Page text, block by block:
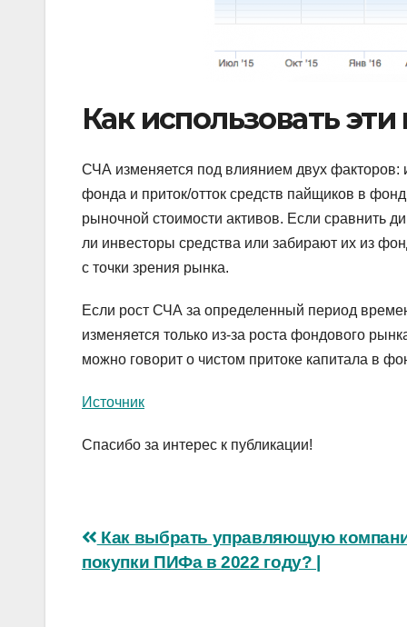
Как использовать эти
СЧА изменяется под влиянием двух факторов:
фонда и приток/отток средств пайщиков в
рыночной стоимости активов. Если сравнить
ли инвесторы средства или забирают их из
с точки зрения рынка.
Если рост СЧА за определенный период
изменяется только из-за роста фондового
можно говорит о чистом притоке капитала в
Источник
Спасибо за интерес к публикации!
Навигация
по
Как выбрать управляющую
покупки ПИФа в 2022 году? |